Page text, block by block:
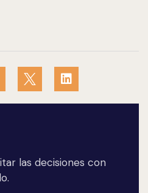
las decisiones con